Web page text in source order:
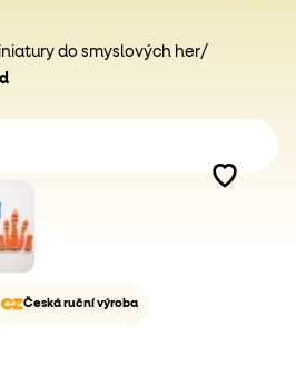
do smyslových her/
Česká ruční výroba